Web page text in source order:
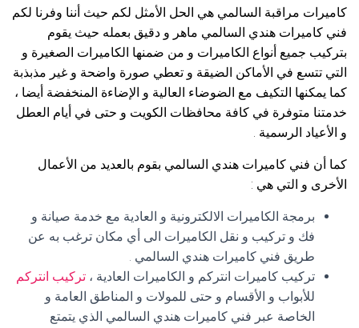
كاميرات مراقبة السالمي هي الحل الأمثل لكم حيث أننا وفرنا لكم
فني كاميرات هندي السالمي ماهر و دقيق بعمله حيث يقوم
بتركيب جميع أنواع الكاميرات و من ضمنها الكاميرات الصغيرة و
التي تتسع في الأماكن الضيقة و تعطي صورة واضحة و غير مذبذبة
كما يمكنها التكيف مع الضوضاء العالية و الإضاءة المنخفضة أيضا ،
خدمتنا متوفرة في كافة محافظات الكويت و حتى في أيام العطل
و الأعياد الرسمية .
كما أن فني كاميرات هندي السالمي بقوم بالعديد من الأعمال
الأخرى و التي هي :
برمجة الكاميرات الالكترونية و العادية مع خدمة صيانة و
فك و تركيب و نقل الكاميرات الى أي مكان ترغب به عن
طريق فني كاميرات هندي السالمي .
تركيب كاميرات انتركم و الكاميرات العادية ، تركيب انتركم
للأبواب و الأقسام و حتى للمولات و المناطق العامة و
الخاصة عبر فني كاميرات هندي السالمي الذي يتمتع